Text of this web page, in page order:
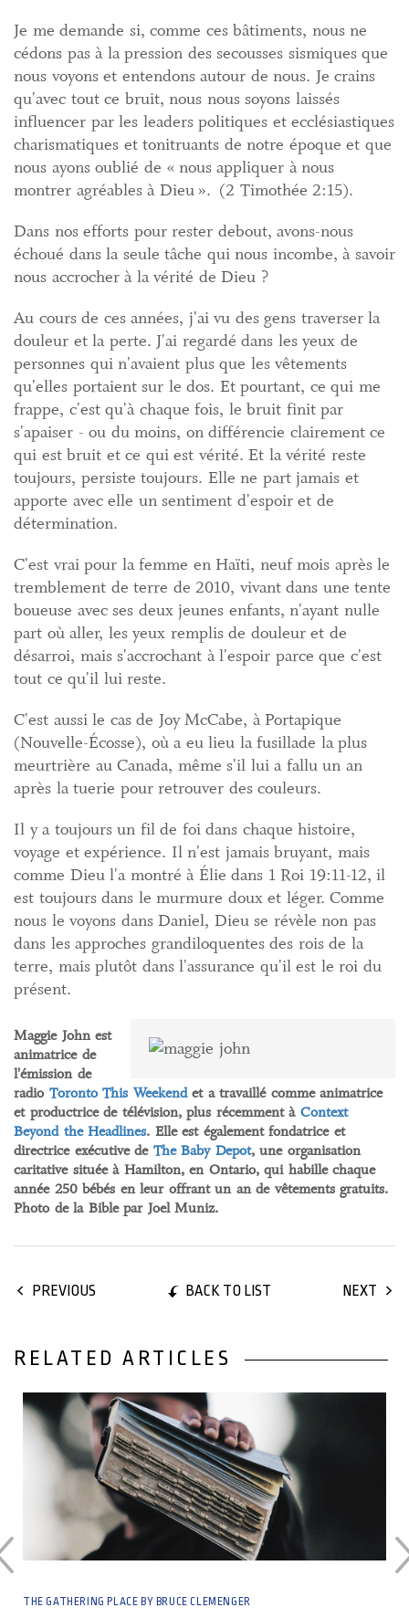
Je me demande si, comme ces bâtiments, nous ne
cédons pas à la pression des secousses sismiques que
nous voyons et entendons autour de nous. Je crains
qu'avec tout ce bruit, nous nous soyons laissés
influencer par les leaders politiques et ecclésiastiques
charismatiques et tonitruants de notre époque et que
nous ayons oublié de « nous appliquer à nous
montrer agréables à Dieu ». (2 Timothée 2:15).
Dans nos efforts pour rester debout, avons-nous
échoué dans la seule tâche qui nous incombe, à savoir
nous accrocher à la vérité de Dieu ?
Au cours de ces années, j'ai vu des gens traverser la
douleur et la perte. J'ai regardé dans les yeux de
personnes qui n'avaient plus que les vêtements
qu'elles portaient sur le dos. Et pourtant, ce qui me
frappe, c'est qu'à chaque fois, le bruit finit par
s'apaiser - ou du moins, on différencie clairement ce
qui est bruit et ce qui est vérité. Et la vérité reste
toujours, persiste toujours. Elle ne part jamais et
apporte avec elle un sentiment d'espoir et de
détermination.
C'est vrai pour la femme en Haïti, neuf mois après le
tremblement de terre de 2010, vivant dans une tente
boueuse avec ses deux jeunes enfants, n'ayant nulle
part où aller, les yeux remplis de douleur et de
désarroi, mais s'accrochant à l'espoir parce que c'est
tout ce qu'il lui reste.
C'est aussi le cas de Joy McCabe, à Portapique
(Nouvelle-Écosse), où a eu lieu la fusillade la plus
meurtrière au Canada, même s'il lui a fallu un an
après la tuerie pour retrouver des couleurs.
Il y a toujours un fil de foi dans chaque histoire,
voyage et expérience. Il n'est jamais bruyant, mais
comme Dieu l'a montré à Élie dans 1 Roi 19:11-12, il
est toujours dans le murmure doux et léger. Comme
nous le voyons dans Daniel, Dieu se révèle non pas
dans les approches grandiloquentes des rois de la
terre, mais plutôt dans l'assurance qu'il est le roi du
présent.
Maggie Johnest
animatrice de
l'émission de
radio Toronto This Weekendet a travaillé comme animatrice
et productrice de télévision, plus récemment à Context
Beyond the Headlines. Elle est également fondatrice et
directrice exécutive de The Baby Depot, une organisation
caritative située à Hamilton, en Ontario, qui habille chaque
année 250 bébés en leur offrant un an de vêtements gratuits.
Photo de la Bible par Joel Muniz.
PREVIOUS BACK TO LIST NEXT
RELATED ARTICLES
THE GATHERING PLACE BY BRUCE CLEMENGER